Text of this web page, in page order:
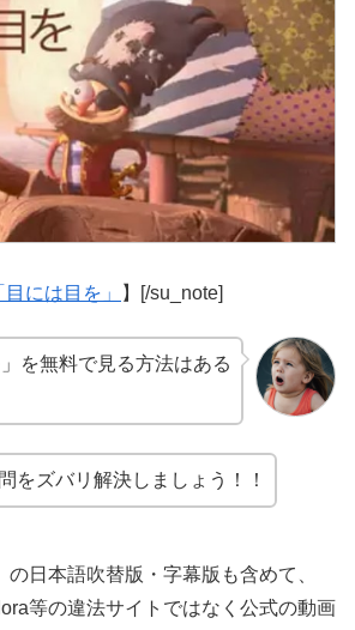
には目を」 】[/su_note]
を無料で見る方法はある
をズバリ解決しましょう！！
日本語吹替版・字幕版も含めて、
等の違法サイトではなく公式の動画